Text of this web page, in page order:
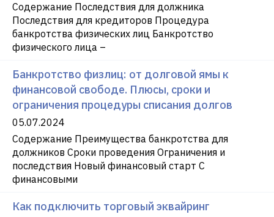
Содержание Последствия для должника
Последствия для кредиторов Процедура
банкротства физических лиц Банкротство
физического лица –
Банкротство физлиц: от долговой ямы к
финансовой свободе. Плюсы, сроки и
ограничения процедуры списания долгов
05.07.2024
Содержание Преимущества банкротства для
должников Сроки проведения Ограничения и
последствия Новый финансовый старт С
финансовыми
Как подключить торговый эквайринг